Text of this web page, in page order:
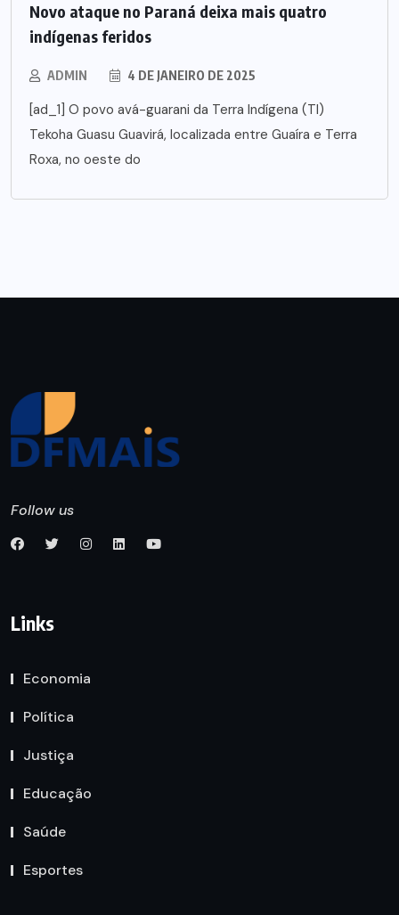
Novo ataque no Paraná deixa mais quatro
indígenas feridos
ADMIN 4 DE JANEIRO DE 2025
[ad_1] O povo avá-guarani da Terra Indígena (TI)
Tekoha Guasu Guavirá, localizada entre Guaíra e Terra
Roxa, no oeste do
Follow us
Links
Economia
Política
Justiça
Educação
Saúde
Esportes